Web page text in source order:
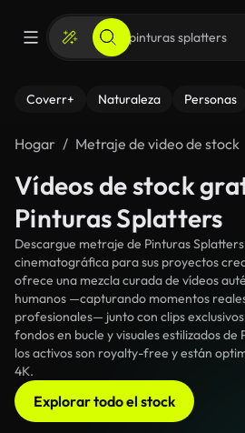
Coverr+ Naturaleza Personas
Hogar Metraje de video de stock
Vídeos de stock
Pinturas Splatters
Descargue metraje de Pinturas
cinematográfica para sus proyectos
ofrece una mezcla curada de vídeos
humanos —capturando momentos
profesionales— junto con clips
fondos en bucle y visuales estilizados de
los activos son royalty-free y están
4K.
Explorar todo el stock